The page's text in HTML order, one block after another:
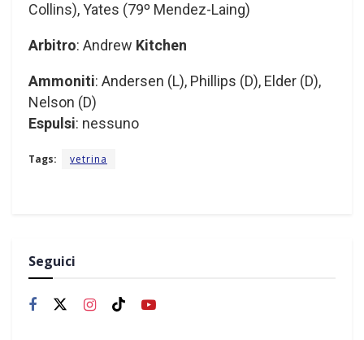
Collins), Yates (79º Mendez-Laing)
Arbitro: Andrew Kitchen
Ammoniti: Andersen (L), Phillips (D), Elder (D),
Nelson (D)
Espulsi: nessuno
Tags: vetrina
Seguici